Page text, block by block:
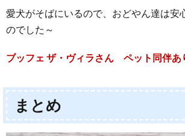
愛犬がそばにいるので、おどやん達は安
のでした～
ブッフェ ザ・ヴィラさん ペット同伴あ
まとめ